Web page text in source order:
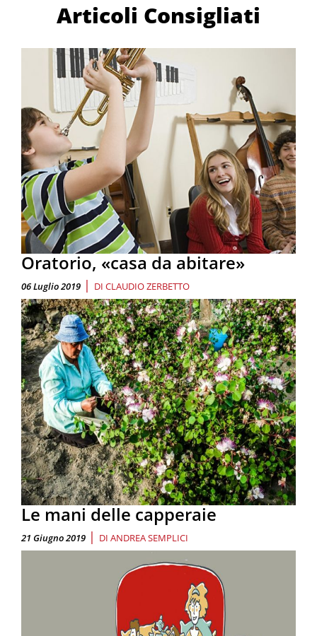
Articoli Consigliati
Oratorio, «casa da abitare»
06 Luglio 2019 | DI CLAUDIO ZERBETTO
Le mani delle capperaie
21 Giugno 2019 | DI ANDREA SEMPLICI